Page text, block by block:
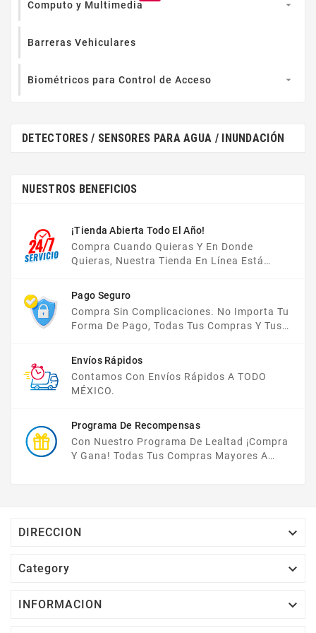
Computo y Multimedia 
Barreras Vehiculares
Biométricos para Control de Acceso 
DETECTORES / SENSORES PARA AGUA / INUNDACIÓN
NUESTROS BENEFICIOS
¡Tienda Abierta Todo El Año!
Compra Cuando Quieras Y En Donde
Quieras, Nuestra Tienda En Línea Está
Pago Seguro
Compra Sin Complicaciones. No Importa Tu
Forma De Pago, Todas Tus Compras Y Tus
Envíos Rápidos
Contamos Con Envíos Rápidos A TODO
MÉXICO.
Programa De Recompensas
Con Nuestro Programa De Lealtad ¡compra
Y Gana! Todas Tus Compras Mayores A
DIRECCION 
Category 
INFORMACION 